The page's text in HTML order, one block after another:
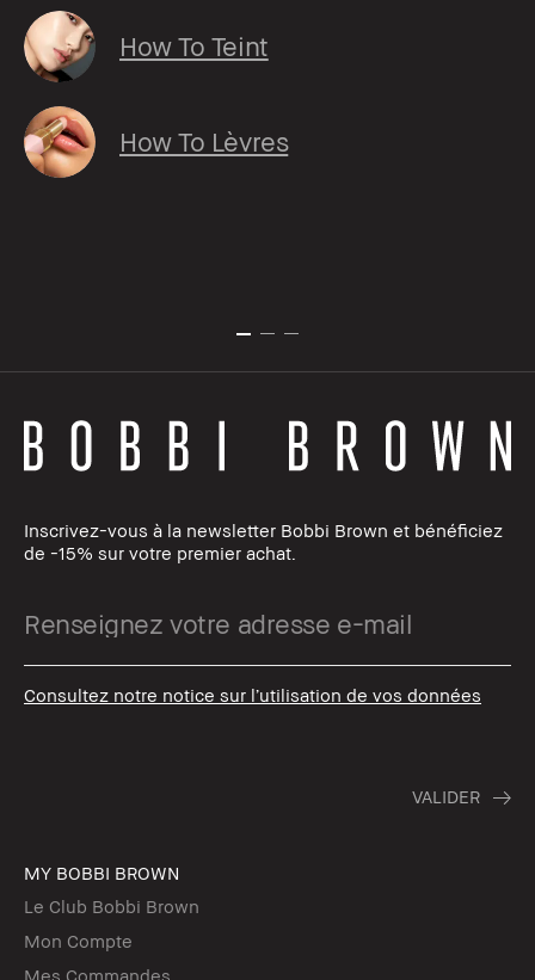
How To Teint
How To Lèvres
Inscrivez-vous à la newsletter Bobbi Brown et bénéficiez
de -15% sur votre premier achat.
Consultez notre notice sur l’utilisation de vos données
MY BOBBI BROWN
Le Club Bobbi Brown
Mon Compte
Mes Commandes